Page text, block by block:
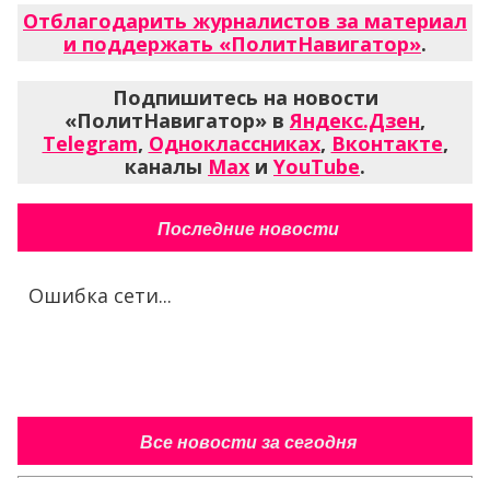
Отблагодарить журналистов за материал
и поддержать «ПолитНавигатор».
Подпишитесь на новости
«ПолитНавигатор» в Яндекс.Дзен,
Telegram, Одноклассниках, Вконтакте,
каналы Max и YouTube.
Последние новости
Ошибка сети...
Все новости за сегодня